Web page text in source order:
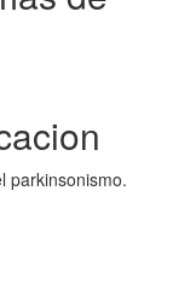
parkinsonismo.